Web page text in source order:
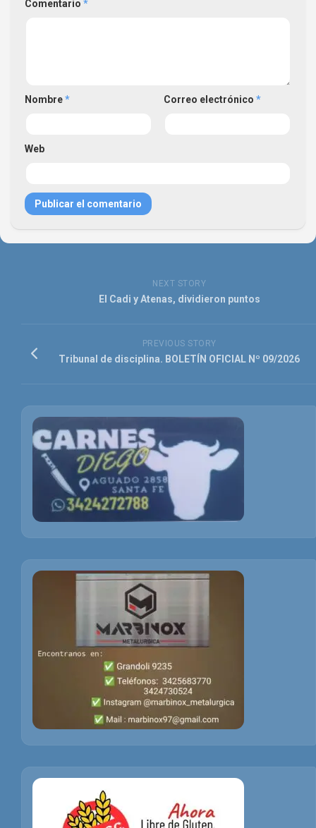
Comentario *
Nombre* Correo electrónico *
Web
NEXT STORY
El Cadi y Atenas, dividieron puntos
PREVIOUS STORY
Tribunal de disciplina. BOLETÍN OFICIAL Nº 09/2026